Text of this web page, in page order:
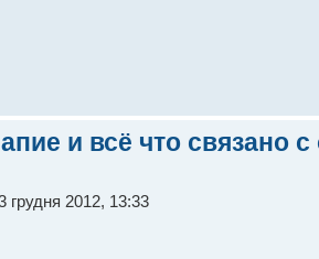
и всё что связано
грудня 2012, 13:33